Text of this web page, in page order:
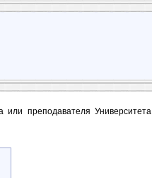
или преподавателя Университета